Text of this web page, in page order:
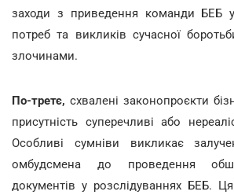
заходи з приведення команди БЕБ у
потреб та викликів сучасної
злочинами.
По-третє, схвалені законопроєкти
присутність суперечливі або
Особливі сумніви викликає
омбудсмена до проведення
документів у розслідуваннях БЕБ.